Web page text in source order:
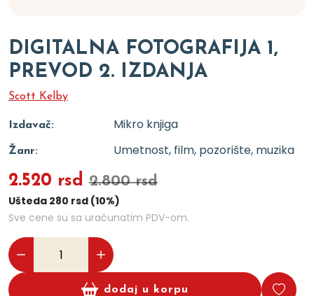
DIGITALNA FOTOGRAFIJA 1,
PREVOD 2. IZDANJA
Scott Kelby
Izdavač: Mikro knjiga
Žanr: Umetnost, film, pozorište, muzika
2.520 rsd 2.800 rsd
Ušteda 280 rsd (10%)
Sve cene su sa uračunatim PDV-om.
dodaj u korpu